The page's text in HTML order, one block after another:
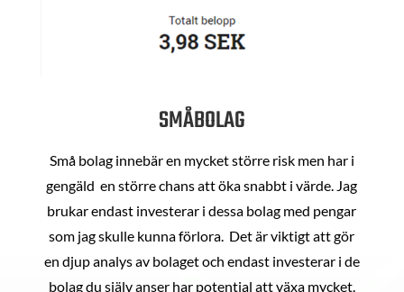
SMÅBOLAG
Små bolag innebär en mycket större risk men har i
gengäld en större chans att öka snabbt i värde. Jag
brukar endast investerar i dessa bolag med pengar
som jag skulle kunna förlora. Det är viktigt att gör
en djup analys av bolaget och endast investerar i de
bolag du själv anser har potential att växa mycket.